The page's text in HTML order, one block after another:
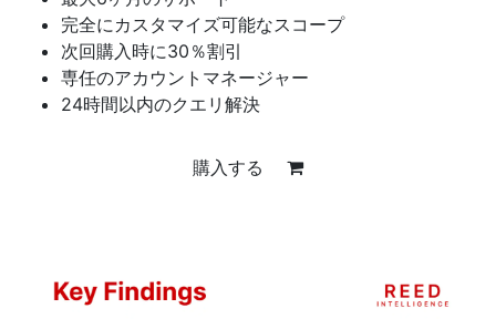
完全にカスタマイズ可能なスコープ
次回購入時に30％割引
専任のアカウントマネージャー
24時間以内のクエリ解決
購入する